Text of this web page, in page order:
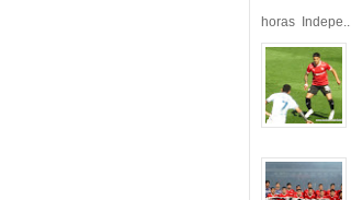
horas Indepe...